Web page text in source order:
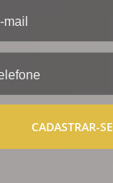
CADASTRAR-SE